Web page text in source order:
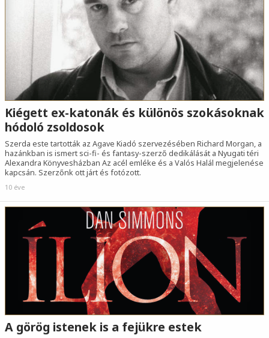
Kiégett ex-katonák és különös szokásoknak
hódoló zsoldosok
Szerda este tartották az Agave Kiadó szervezésében Richard Morgan, a
hazánkban is ismert sci-fi- és fantasy-szerző dedikálását a Nyugati téri
Alexandra Könyvesházban Az acél emléke és a Valós Halál megjelenése
kapcsán. Szerzőnk ott járt és fotózott.
10 éve
A görög istenek is a fejükre estek